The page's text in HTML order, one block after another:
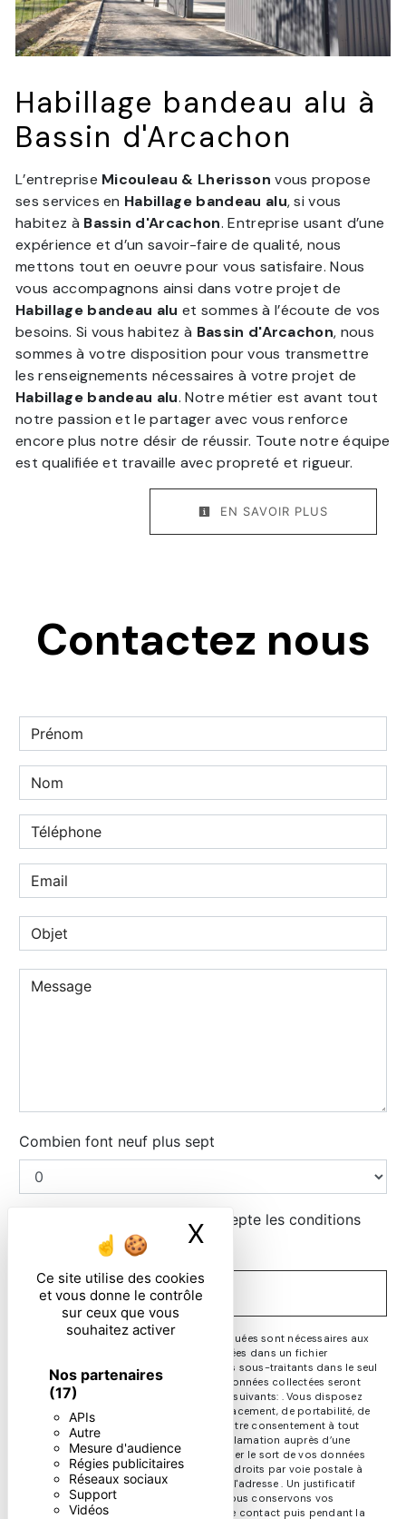
Ce site utilise des cookies
et vous donne le contrôle
sur ceux que vous
souhaitez activer
Nos partenaires
(17)
APIs
Autre
Mesure d'audience
Régies publicitaires
Réseaux sociaux
Support
Vidéos
X Masquer le
Habillage bandeau alu à
Bassin d'Arcachon
L’entreprise Micouleau & Lherisson vous propose
ses services en Habillage bandeau alu, si vous
habitez à Bassin d'Arcachon. Entreprise usant d’une
expérience et d’un savoir-faire de qualité, nous
mettons tout en oeuvre pour vous satisfaire. Nous
vous accompagnons ainsi dans votre projet de
Habillage bandeau alu et sommes à l’écoute de vos
besoins. Si vous habitez à Bassin d'Arcachon, nous
sommes à votre disposition pour vous transmettre
les renseignements nécessaires à votre projet de
Habillage bandeau alu. Notre métier est avant tout
notre passion et le partager avec vous renforce
encore plus notre désir de réussir. Toute notre équipe
est qualifiée et travaille avec propreté et rigueur.
EN SAVOIR PLUS
Contactez nous
Combien font neuf plus sept
En cochant cette case, j'accepte les conditions
particulières ci-dessous **
ENVOYER
** Les données personnelles communiquées sont nécessaires aux
fins de vous contacter et sont enregistrées dans un fichier
informatisé. Elles sont destinées à et ses sous-traitants dans le seul
but de répondre à votre message. Les données collectées seront
communiquées aux seuls destinataires suivants: . Vous disposez
de droits d’accès, de rectification, d’effacement, de portabilité, de
limitation, d’opposition, de retrait de votre consentement à tout
moment et du droit d’introduire une réclamation auprès d’une
autorité de contrôle, ainsi que d’organiser le sort de vos données
post-mortem. Vous pouvez exercer ces droits par voie postale à
l'adresse ou par courrier électronique à l'adresse . Un justificatif
d'identité pourra vous être demandé. Nous conservons vos
données pendant la période de prise de contact puis pendant la